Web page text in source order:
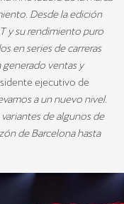
Desde la edición
y su rendimiento puro
en series de carreras
generado ventas y
ejecutivo de
a un nuevo nivel.
de algunos de
de Barcelona hasta